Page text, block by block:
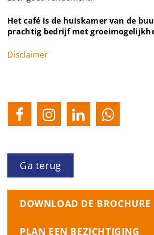
Het café is de huiskamer van de
prachtig bedrijf met
Disclaimer
Ga terug
DOWNLOAD DE BROCHURE
PLAN EEN BEZICHTIGING